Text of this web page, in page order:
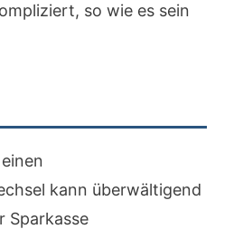
so wie es sein
kann überwältigend
Sparkasse